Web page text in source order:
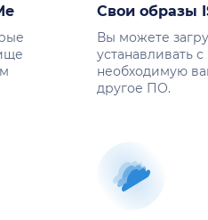
Свои образы
Вы можете
устанавливать с
необходимую
другое ПО.